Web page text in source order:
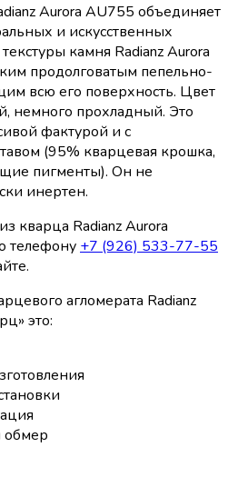
Aurora AU755 объединяет
и искусственных
камня Radianz Aurora
продолговатым пепельно-
всю его поверхность. Цвет
немного прохладный. Это
фактурой и с
(95% кварцевая крошка,
пигменты). Он не
инертен.
кварца Radianz Aurora
телефону +7 (926) 533-77-55
агломерата Radianz
это:
обмер